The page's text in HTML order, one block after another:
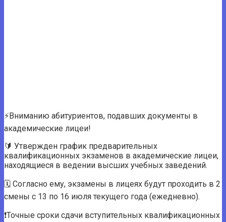
⚡️Вниманию абитуриентов, подавших документы в
академические лицеи!
🔰 Утвержден график предварительных
квалификационных экзаменов в академические лицеи,
находящиеся в ведении высших учебных заведений.
🗓 Согласно ему, экзамены в лицеях будут проходить в 2
смены с 13 по 16 июля текущего года (ежедневно).
❗️Точные сроки сдачи вступительных квалификационных